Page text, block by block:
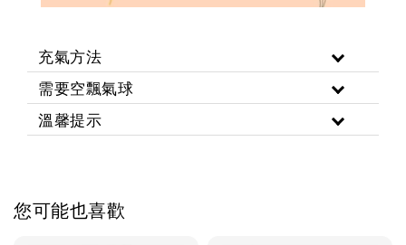
充氣方法
需要空飄氣球
溫馨提示
您可能也喜歡